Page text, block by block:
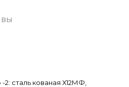
сталь кованая Х12МФ,